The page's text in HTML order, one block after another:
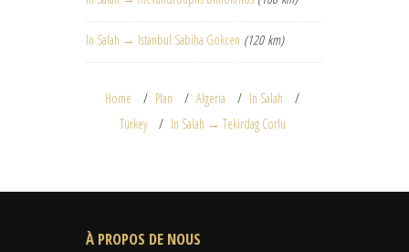
In Salah → Istanbul Sabiha Gokcen (120 km)
Home Plan Algeria
In Salah
Turkey
In Salah → Tekirdag Corlu
À PROPOS DE NOUS